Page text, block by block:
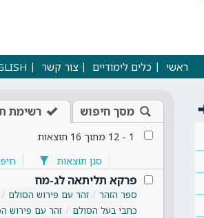
ראשי כלים לימודיים צור קשר
מסך חיפוש רשימת
1
-
12 מתוך 16 תוצאות
סנן תוצאות
פרקא תליתאה לג-מח
ספר הזהר זהר עם פירוש הסולם
כתבי בעל הסולם
זהר עם פירוש